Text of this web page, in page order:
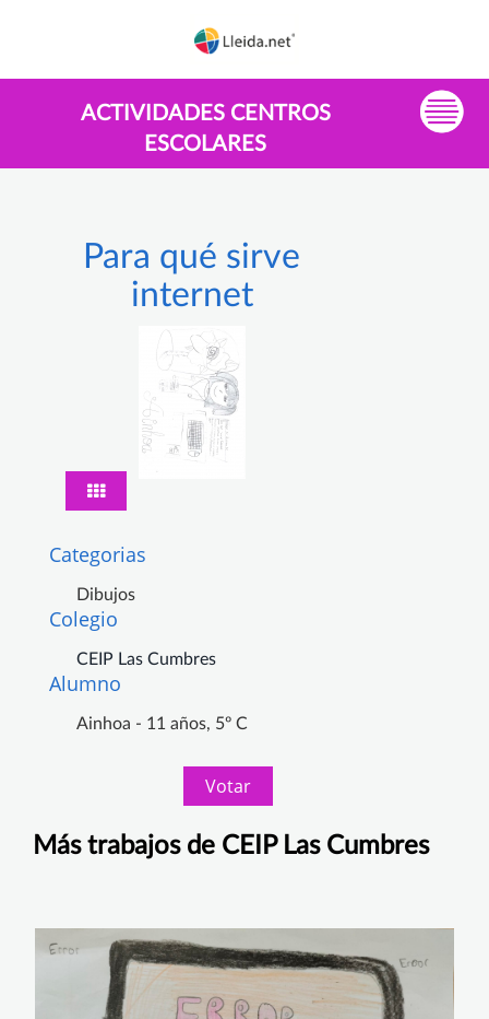
ACTIVIDADES CENTROS
ESCOLARES
Para qué sirve
internet
Categorias
Dibujos
Colegio
CEIP Las Cumbres
Alumno
Ainhoa - 11 años, 5º C
Votar
Más trabajos de CEIP Las Cumbres